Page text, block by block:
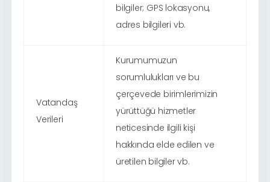
bilgiler; GPS lokasyonu,
adres bilgileri vb.
Vatandaş
Verileri
Kurumumuzun
sorumlulukları ve bu
çerçevede birimlerimizin
yürüttüğü hizmetler
neticesinde ilgili kişi
hakkında elde edilen ve
üretilen bilgiler vb.